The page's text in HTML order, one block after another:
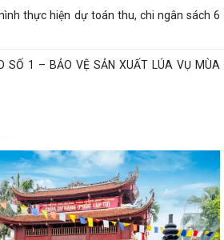
thực hiện dự toán thu, chi ngân sách 6
SỐ 1 – BẢO VỆ SẢN XUẤT LÚA VỤ MÙA
THƯỜNG LỆ...
số 1 (Bão MAYSAK) và mưa lũ sau bão
dân định kỳ của Chủ tịch Ủy ban nhân dân